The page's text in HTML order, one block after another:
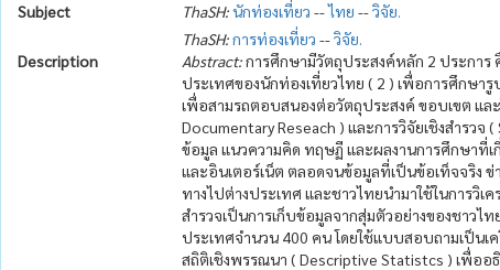
Subject
ThaSH:นักท่องเที่ยว --ไทย --วิจัย.
ThaSH:การท่องเที่ยว --วิจัย.
Description
Abstract:การศึกษามีวัตถุประสงค์หลัก 2 ประการ
ประเทศของนักท่องเที่ยวไทย ( 2 ) เพื่อการศึกษา
เพื่อสามรถตอบสนองต่อวัตถุประสงค์ ขอบเขต แล
Documentary Reseach ) และการวิจัยเชิงสำรวจ
ข้อมูล แนวความคิด ทฤษฏี และผลงานการศึกษาที่เ
และอินเตอร์เน็ต ตลอดจนข้อมูลที่เป็นข้อเท็จจริง
ทางไปต่างประเทศ และชาวไทยนำมาใช้ในการวิ
สำรวจเป็นการเก็บข้อมูลจากสุ่มตัวอย่างของชาวไ
ประเทศจำนวน 400 คน โดยใช้แบบสอบถามเป็นเ
สถิติเชิงพรรณนา ( Descriptive Statistcs ) เพื่อ